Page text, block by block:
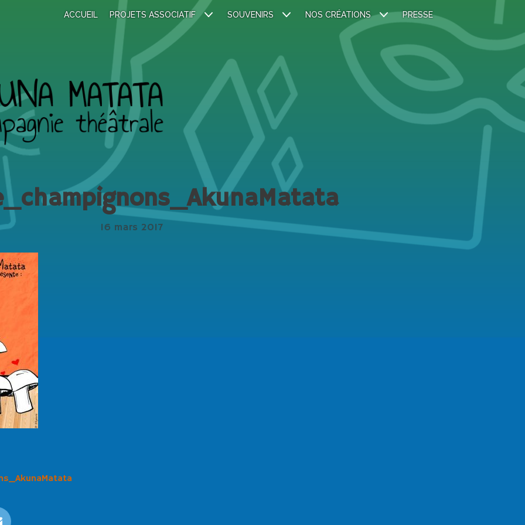
ACCUEIL PROJETS ASSOCIATIF SOUVENIRS NOS CRÉATIONS PRESSE
16 mars 2017